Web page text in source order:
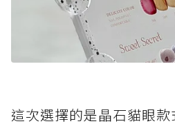
這次選擇的是晶石貓眼款